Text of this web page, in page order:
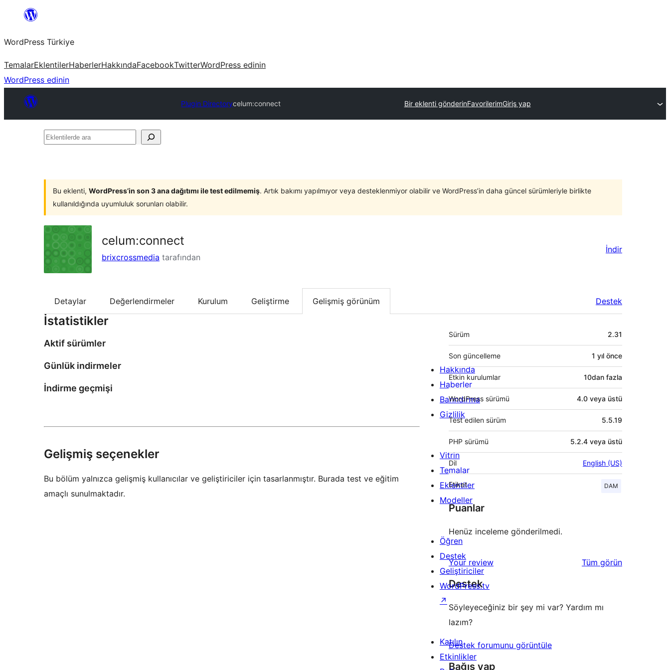
İçeriğe
WordPress Türkiye
TemalarEklentilerHaberlerHakkındaFacebookTwitterWordPress edinin
WordPress edinin
Plugin Directorycelum:connect Bir eklenti gönderinFavorilerimGiriş yap
Eklentilerde
Bu eklenti, WordPress’in son 3 ana dağıtımı ile test edilmemiş. Artık bakımı yapılmıyor veya desteklenmiyor olabilir ve WordPress’in daha güncel sürümleriyle birlikte
kullanıldığında uyumluluk sorunları olabilir.
celum:connect
brixcrossmedia tarafından
İndir
Detaylar Değerlendirmeler Kurulum Geliştirme Gelişmiş görünüm Destek
İstatistikler
Aktif sürümler
Günlük indirmeler
İndirme geçmişi
Gelişmiş seçenekler
Bu bölüm yalnızca gelişmiş kullanıcılar ve geliştiriciler için tasarlanmıştır. Burada test ve eğitim
amaçlı sunulmaktadır.
Meta
Sürüm 2.31
Son güncelleme 1 yıl önce
Etkin kurulumlar 10dan fazla
WordPress sürümü 4.0 veya üstü
Test edilen sürüm 5.5.19
PHP sürümü 5.2.4 veya üstü
Dil English (US)
Etiket DAM
Puanlar
Henüz inceleme gönderilmedi.
Your review Tüm değerlendirmeleri
görün
Destek
Söyleyeceğiniz bir şey mi var? Yardım mı
lazım?
Destek forumunu görüntüle
Bağış yap
Hakkında
Haberler
Barındırma
Gizlilik
Vitrin
Temalar
Eklentiler
Modeller
Öğren
Destek
Geliştiriciler
WordPress.tv
↗
Katılın
Etkinlikler